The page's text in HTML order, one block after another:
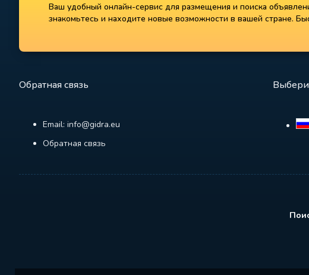
Ваш удобный онлайн-сервис для размещения и поиска
знакомьтесь и находите новые возможности в вашей стране.
Обратная связь
Email: info@gidra.eu
Обратная связь